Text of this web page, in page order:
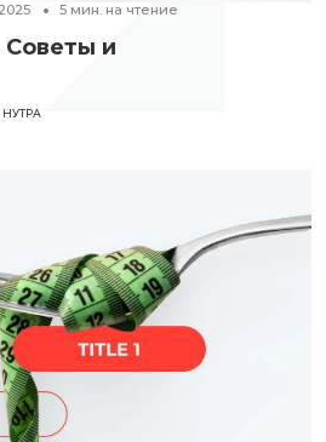
5 мин. на чтение
Советы и
НУТРА